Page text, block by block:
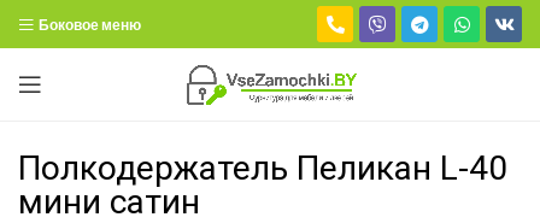
Боковое меню
Полкодержатель Пеликан L-40
мини сатин